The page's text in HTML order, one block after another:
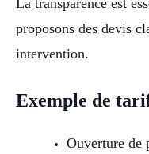
La transparence est
proposons des devis
intervention.
Exemple de
Ouverture de